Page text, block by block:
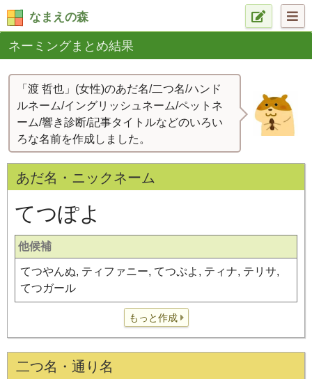
なまえの森
ネーミングまとめ結果
「渡 哲也」(女性)のあだ名/二つ名/ハンド
ルネーム/イングリッシュネーム/ペットネ
ーム/響き診断/記事タイトルなどのいろい
ろな名前を作成しました。
あだ名・ニックネーム
てつぽよ
他候補
てつやんぬ, ティファニー, てつぷよ, ティナ, テリサ,
てつガール
もっと作成
二つ名・通り名